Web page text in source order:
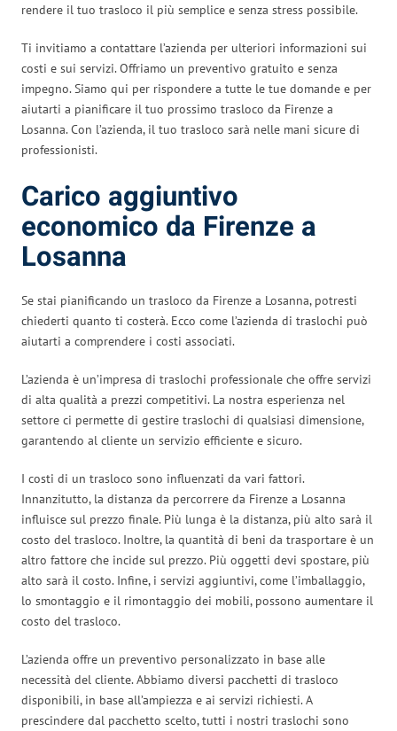
rendere il tuo trasloco il più semplice e senza stress possibile.
Ti invitiamo a contattare l’azienda per ulteriori informazioni sui
costi e sui servizi. Offriamo un preventivo gratuito e senza
impegno. Siamo qui per rispondere a tutte le tue domande e per
aiutarti a pianificare il tuo prossimo trasloco da Firenze a
Losanna. Con l’azienda, il tuo trasloco sarà nelle mani sicure di
professionisti.
Carico aggiuntivo
economico da Firenze a
Losanna
Se stai pianificando un trasloco da Firenze a Losanna, potresti
chiederti quanto ti costerà. Ecco come l’azienda di traslochi può
aiutarti a comprendere i costi associati.
L’azienda è un’impresa di traslochi professionale che offre servizi
di alta qualità a prezzi competitivi. La nostra esperienza nel
settore ci permette di gestire traslochi di qualsiasi dimensione,
garantendo al cliente un servizio efficiente e sicuro.
I costi di un trasloco sono influenzati da vari fattori.
Innanzitutto, la distanza da percorrere da Firenze a Losanna
influisce sul prezzo finale. Più lunga è la distanza, più alto sarà il
costo del trasloco. Inoltre, la quantità di beni da trasportare è un
altro fattore che incide sul prezzo. Più oggetti devi spostare, più
alto sarà il costo. Infine, i servizi aggiuntivi, come l’imballaggio,
lo smontaggio e il rimontaggio dei mobili, possono aumentare il
costo del trasloco.
L’azienda offre un preventivo personalizzato in base alle
necessità del cliente. Abbiamo diversi pacchetti di trasloco
disponibili, in base all’ampiezza e ai servizi richiesti. A
prescindere dal pacchetto scelto, tutti i nostri traslochi sono